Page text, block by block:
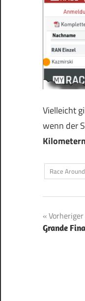
Vielleicht
wenn der
Race
Grande